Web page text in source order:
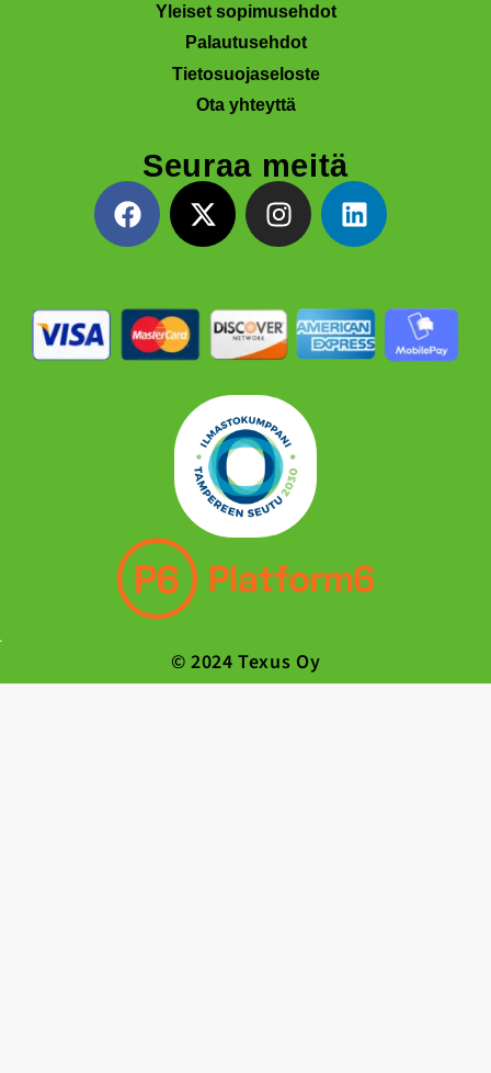
Yleiset sopimusehdot
Palautusehdot
Tietosuojaseloste
Ota yhteyttä
Seuraa meitä
© 2024 Texus Oy